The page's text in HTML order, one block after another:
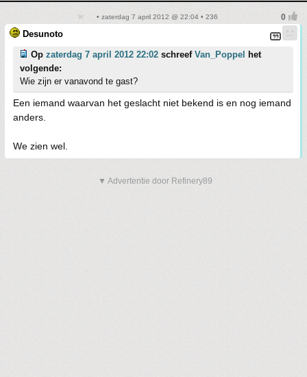
• zaterdag 7 april 2012 @ 22:04 • 236
Desunoto
Op zaterdag 7 april 2012 22:02 schreef Van_Poppel
het
volgende:
Wie zijn er vanavond te gast?
Een iemand waarvan het geslacht niet bekend is en nog iemand
anders.
We zien wel.
▼ Advertentie door Refinery89